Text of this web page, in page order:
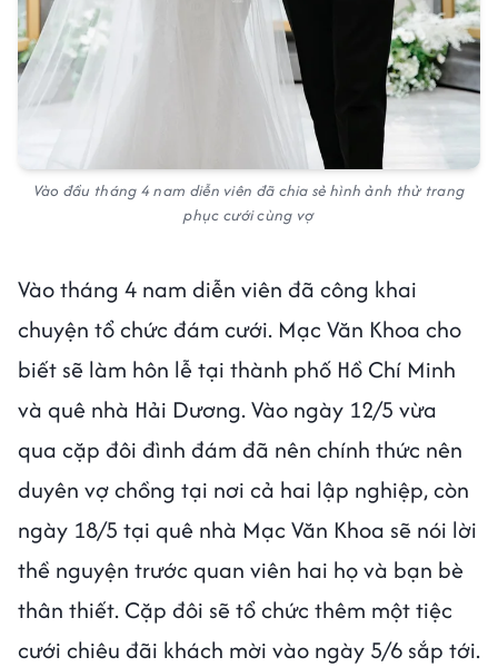
Vào đầu tháng 4 nam diễn viên đã chia sẻ hình ảnh thử trang
phục cưới cùng vợ
Vào tháng 4 nam diễn viên đã công khai
chuyện tổ chức đám cưới. Mạc Văn Khoa cho
biết sẽ làm hôn lễ tại thành phố Hồ Chí Minh
và quê nhà Hải Dương. Vào ngày 12/5 vừa
qua cặp đôi đình đám đã nên chính thức nên
duyên vợ chồng tại nơi cả hai lập nghiệp, còn
ngày 18/5 tại quê nhà Mạc Văn Khoa sẽ nói lời
thề nguyện trước quan viên hai họ và bạn bè
thân thiết. Cặp đôi sẽ tổ chức thêm một tiệc
cưới chiêu đãi khách mời vào ngày 5/6 sắp tới.